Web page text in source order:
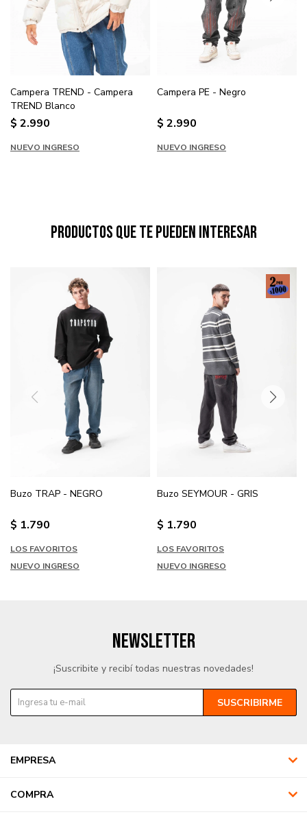
Campera TREND - Campera
TREND Blanco
$ 2.990
NUEVO INGRESO
Campera PE - Negro
$ 2.990
NUEVO INGRESO
Productos que te pueden interesar
Buzo TRAP - NEGRO
$ 1.790
LOS FAVORITOS
NUEVO INGRESO
Buzo SEYMOUR - GRIS
$ 1.790
LOS FAVORITOS
NUEVO INGRESO
EMPRESA
COMPRA
NEWSLETTER
¡Suscribite y recibí todas nuestras novedades!
SUSCRIBIRME